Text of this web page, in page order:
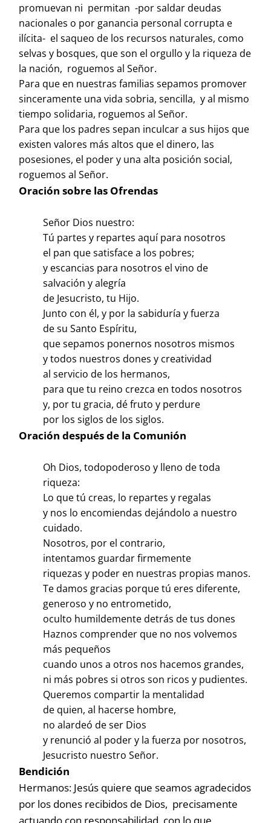
promuevan ni permitan -por saldar deudas
nacionales o por ganancia personal corrupta e
ilícita- el saqueo de los recursos naturales, como
selvas y bosques, que son el orgullo y la riqueza de
la nación, roguemos al Señor.
Para que en nuestras familias sepamos promover
sinceramente una vida sobria, sencilla, y al mismo
tiempo solidaria, roguemos al Señor.
Para que los padres sepan inculcar a sus hijos que
existen valores más altos que el dinero, las
posesiones, el poder y una alta posición social,
roguemos al Señor.
Oración sobre las Ofrendas
Señor Dios nuestro:
Tú partes y repartes aquí para nosotros
el pan que satisface a los pobres;
y escancias para nosotros el vino de
salvación y alegría
de Jesucristo, tu Hijo.
Junto con él, y por la sabiduría y fuerza
de su Santo Espíritu,
que sepamos ponernos nosotros mismos
y todos nuestros dones y creatividad
al servicio de los hermanos,
para que tu reino crezca en todos nosotros
y, por tu gracia, dé fruto y perdure
por los siglos de los siglos.
Oración después de la Comunión
Oh Dios, todopoderoso y lleno de toda
riqueza:
Lo que tú creas, lo repartes y regalas
y nos lo encomiendas dejándolo a nuestro
cuidado.
Nosotros, por el contrario,
intentamos guardar firmemente
riquezas y poder en nuestras propias manos.
Te damos gracias porque tú eres diferente,
generoso y no entrometido,
oculto humildemente detrás de tus dones
Haznos comprender que no nos volvemos
más pequeños
cuando unos a otros nos hacemos grandes,
ni más pobres si otros son ricos y pudientes.
Queremos compartir la mentalidad
de quien, al hacerse hombre,
no alardeó de ser Dios
y renunció al poder y la fuerza por nosotros,
Jesucristo nuestro Señor.
Bendición
Hermanos: Jesús quiere que seamos agradecidos
por los dones recibidos de Dios, precisamente